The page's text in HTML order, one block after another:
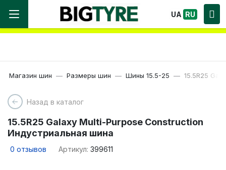
Мы работаем! Большой выбор Шин, быстрая
доставка по Украине!
UA RU
Магазин шин Размеры шин Шины 15.5-25 15.5R25
Назад в каталог
15.5R25 Galaxy Multi-Purpose Construction
Индустриальная шина
0 отзывов Артикул: 399611